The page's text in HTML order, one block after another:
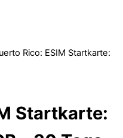
Rico: ESIM Startkarte:
Startkarte: